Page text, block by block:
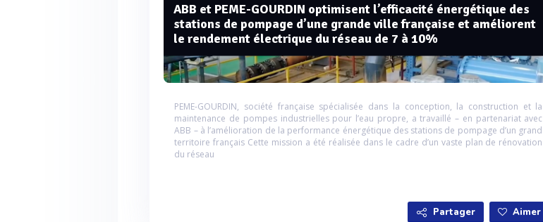
ABB et PEME-GOURDIN optimisent l’efficacité énergétique des
stations de pompage d’une grande ville française et améliorent
le rendement électrique du réseau de 7 à 10%
PEME-GOURDIN, société française spécialisée dans la conception, la construction et la
maintenance de pompes industrielles pour l’eau propre, a travaillé – en partenariat avec
ABB – à l’amélioration de la performance énergétique des stations de pompage d’un grand
territoire français Cette mission a été réalisée dans le cadre d’un vaste plan de rénovation
du réseau
Partager Aimer